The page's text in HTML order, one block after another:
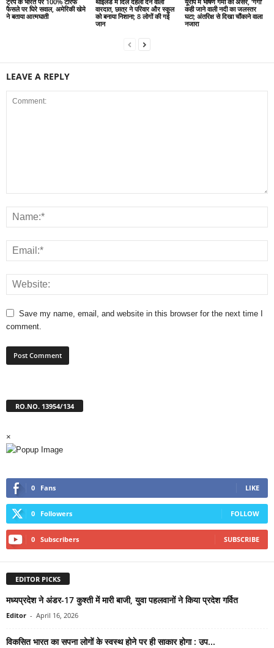
फैसले पर घिरे सवाल, अमेरिकी खेमे
ने बताया आत्मघाती
वारदात, छात्र ने परिवार और स्कूल
को बनाया निशाना; 8 लोगों की गई
जान
कही जाने वाली नदी का जलस्तर
घटा; अंतरिक्ष से दिखा चौंकाने वाला
नजारा
LEAVE A REPLY
Save my name, email, and website in this browser for the next time I
comment.
RO.NO. 13954/134
×
0 Fans LIKE
0 Followers FOLLOW
0 Subscribers SUBSCRIBE
EDITOR PICKS
मध्यप्रदेश ने अंडर-17 कुश्ती में मारी बाजी, युवा पहलवानों ने किया प्रदेश गर्वित
Editor - April 16, 2026
विकसित भारत का सपना लोगों के स्वस्थ होने पर ही साकार होगा : उप...